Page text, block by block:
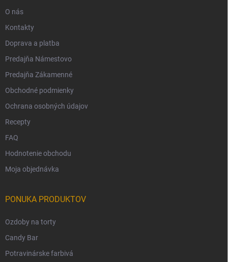
O nás
Kontakty
Doprava a platba
Predajňa Námestovo
Predajňa Zákamenné
Obchodné podmienky
Ochrana osobných údajov
Recepty
FAQ
Hodnotenie obchodu
Moja objednávka
PONUKA PRODUKTOV
Ozdoby na torty
Candy Bar
Potravinárske farbivá